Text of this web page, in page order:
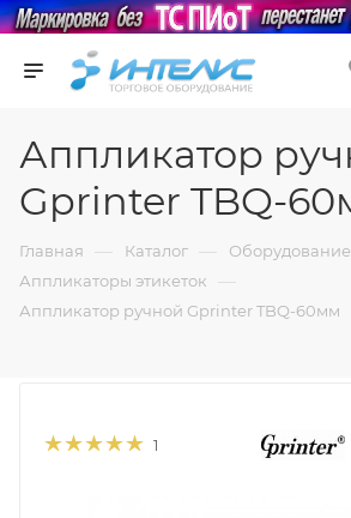
Аппликатор
Gprinter TBQ-
Главная — Каталог — Оборудование
Аппликаторы этикеток —
Аппликатор ручной Gprinter TBQ-60мм
1